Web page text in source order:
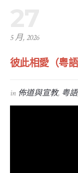
5 月, 2026
彼此相愛（粤語
in 佈道與宣教, 粤語